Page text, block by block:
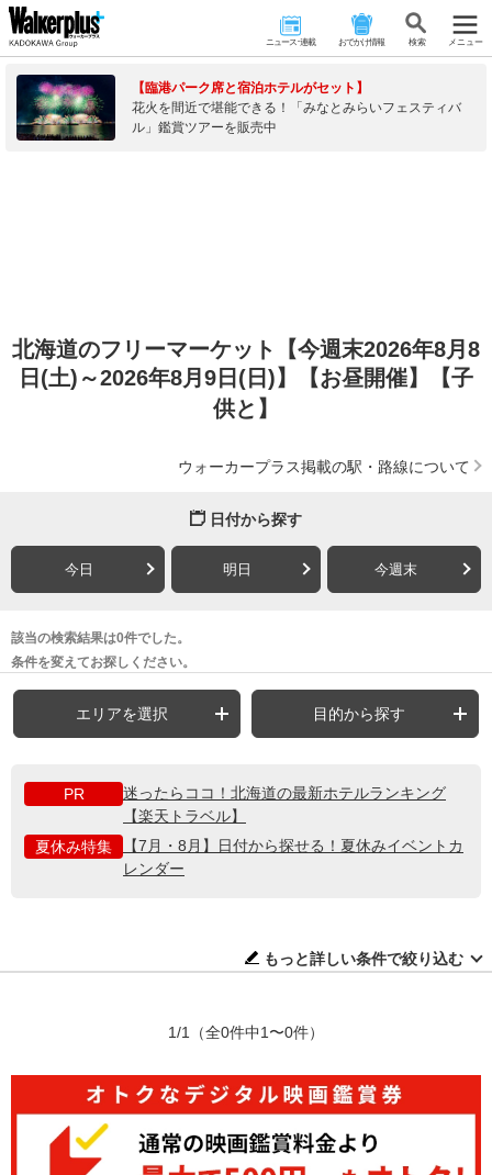
ニュース･連載 おでかけ情報 検 索 メニュー
【臨港パーク席と宿泊ホテルがセット】
花火を間近で堪能できる！「みなとみらいフェスティバ
ル」鑑賞ツアーを販売中
北海道のフリーマーケット【今週末2026年8月8
日(土)～2026年8月9日(日)】【お昼開催】【子
供と】
ウォーカープラス掲載の駅・路線について
日付から探す
今日 明日 今週末
該当の検索結果は0件でした。
条件を変えてお探しください。
エリアを選択 目的から探す
PR
迷ったらココ！北海道の最新ホテルランキング
【楽天トラベル】
夏休み特集
【7月・8月】日付から探せる！夏休みイベントカ
レンダー
もっと詳しい条件で絞り込む
1/1 （全0件中1〜0件）